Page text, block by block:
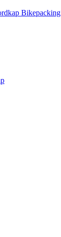
Bikepacking